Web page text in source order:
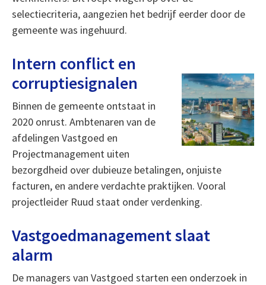
selectiecriteria, aangezien het bedrijf eerder door de
gemeente was ingehuurd.
Intern conflict en
corruptiesignalen
Binnen de gemeente ontstaat in
2020 onrust. Ambtenaren van de
afdelingen Vastgoed en
Projectmanagement uiten
bezorgdheid over dubieuze betalingen, onjuiste
facturen, en andere verdachte praktijken. Vooral
projectleider Ruud staat onder verdenking.
Vastgoedmanagement slaat
alarm
De managers van Vastgoed starten een onderzoek in